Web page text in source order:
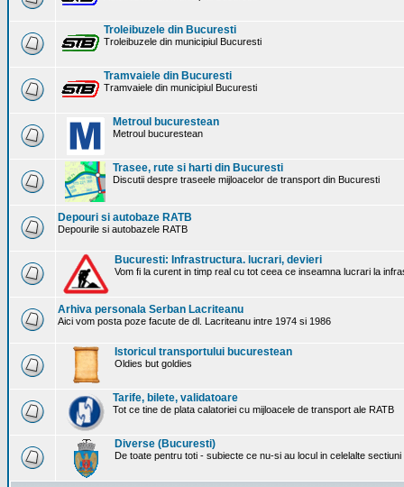
Troleibuzele din Bucuresti
Troleibuzele din municipiul Bucuresti
Tramvaiele din Bucuresti
Tramvaiele din municipiul Bucuresti
Metroul bucurestean
Metroul bucurestean
Trasee, rute si harti din Bucuresti
Discutii despre traseele mijloacelor de transport din Bucuresti
Depouri si autobaze RATB
Depourile si autobazele RATB
Bucuresti: Infrastructura. lucrari, devieri
Vom fi la curent in timp real cu tot ceea ce inseamna lucrari la
Arhiva personala Serban Lacriteanu
Aici vom posta poze facute de dl. Lacriteanu intre 1974 si 1986
Istoricul transportului bucurestean
Oldies but goldies
Tarife, bilete, validatoare
Tot ce tine de plata calatoriei cu mijloacele de transport ale RATB
Diverse (Bucuresti)
De toate pentru toti - subiecte ce nu-si au locul in celelalte